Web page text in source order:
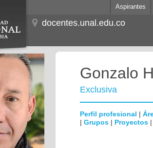
Aspirantes
docentes.unal.edu.co
Gonzalo
Exclusiva
Perfil profesional |
| Grupos | Proyectos